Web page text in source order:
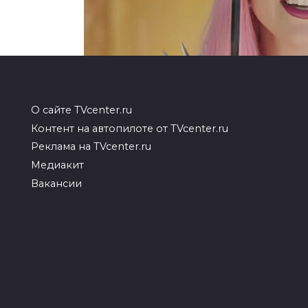
Карантинный
О сайте TVcenter.ru
Контент на автопилоте от TVcenter.ru
Реклама на TVcenter.ru
Медиакит
Вакансии